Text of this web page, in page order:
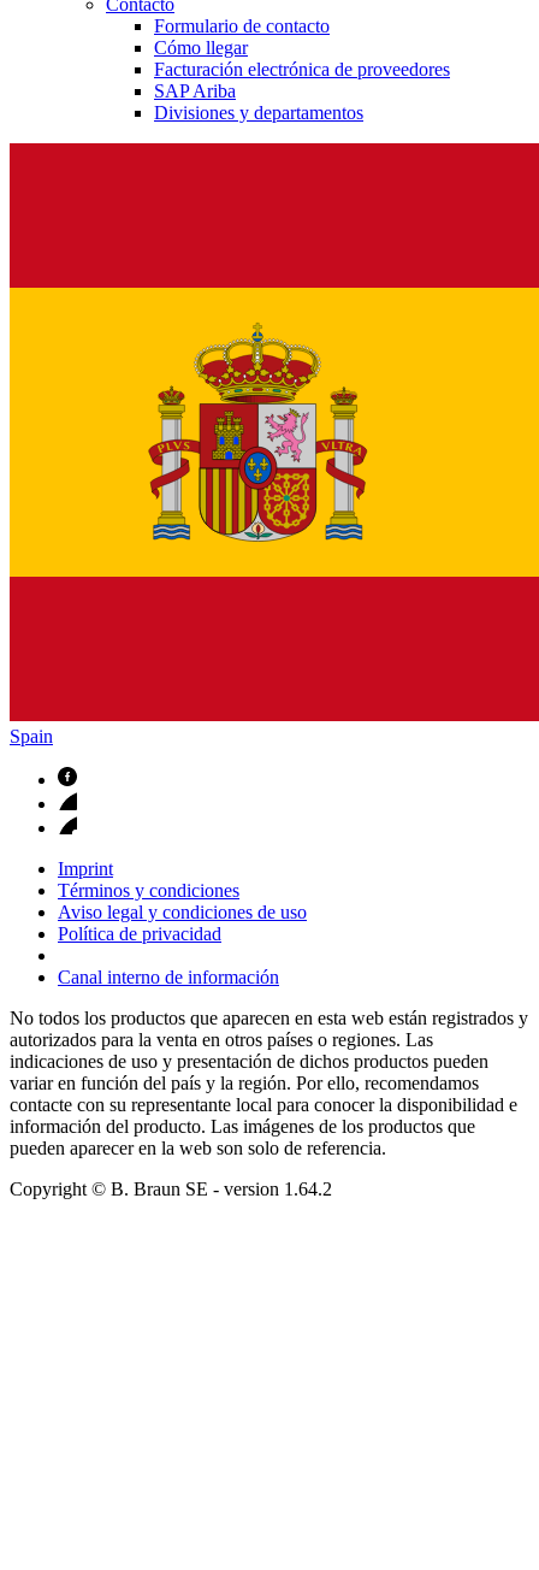
Contacto
Formulario de contacto
Cómo llegar
Facturación electrónica de proveedores
SAP Ariba
Divisiones y departamentos
Spain
Imprint
Términos y condiciones
Aviso legal y condiciones de uso
Política de privacidad
Canal interno de información
No todos los productos que aparecen en esta web están registrados y
autorizados para la venta en otros países o regiones. Las
indicaciones de uso y presentación de dichos productos pueden
variar en función del país y la región. Por ello, recomendamos
contacte con su representante local para conocer la disponibilidad e
información del producto. Las imágenes de los productos que
pueden aparecer en la web son solo de referencia.
Copyright © B. Braun SE - version 1.64.2